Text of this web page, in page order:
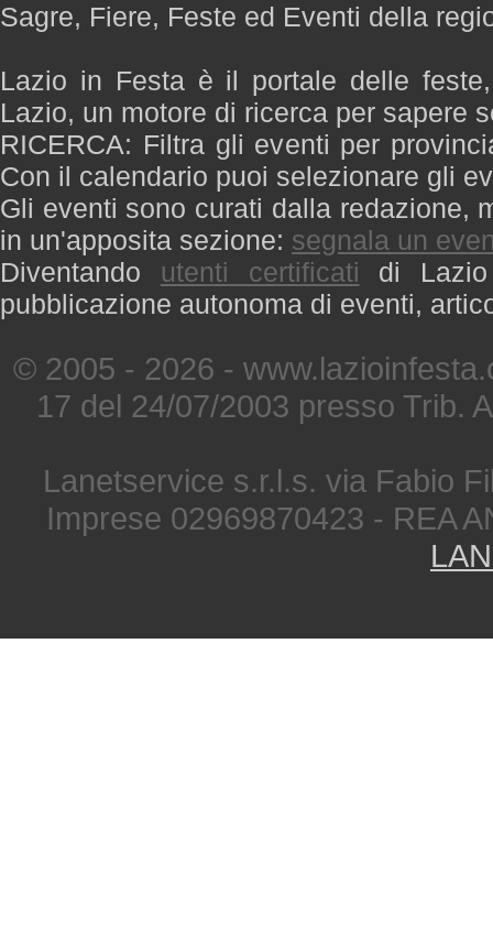
Sagre, Fiere, Feste ed Eventi della
Lazio in Festa è il portale delle
Lazio, un motore di ricerca per sapere
RICERCA: Filtra gli eventi per
Con il calendario puoi selezionare gli
Gli eventi sono curati dalla redazione,
in un'apposita sezione: segnala un
Diventando utenti certificati di
pubblicazione autonoma di eventi,
© 2005 - 2026 -
17 del 24/07/2003 presso Trib.
Lanetservice s.r.l.s. via Fabio
Imprese 02969870423 - REA